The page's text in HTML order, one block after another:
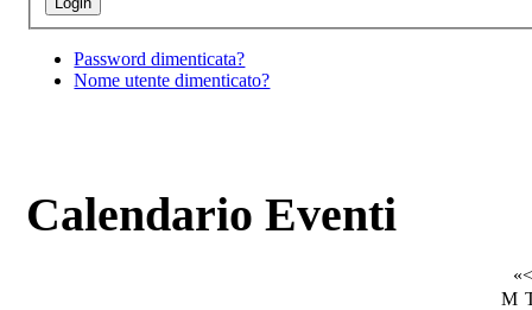
Password dimenticata?
Nome utente dimenticato?
Calendario Eventi
«<
M